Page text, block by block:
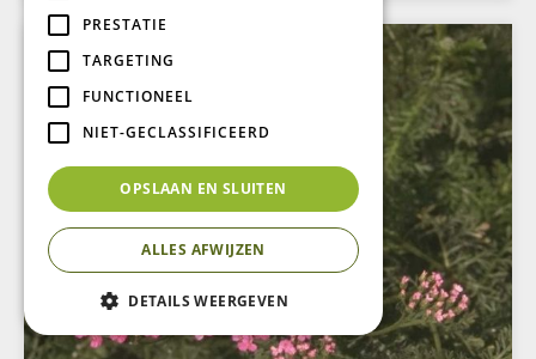
PRESTATIE
TARGETING
FUNCTIONEEL
NIET-GECLASSIFICEERD
OPSLAAN EN SLUITEN
ALLES AFWIJZEN
DETAILS WEERGEVEN